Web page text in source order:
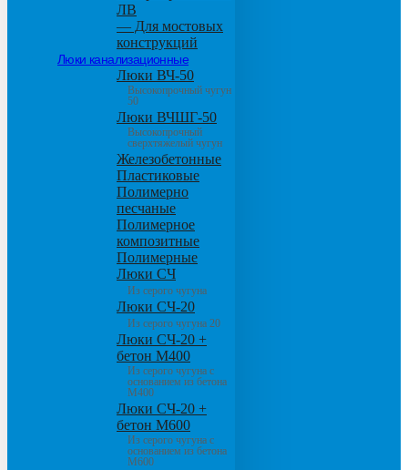
ЛВ
— Для мостовых
конструкций
Люки канализационные
Люки ВЧ-50
Высокопрочный чугун
50
Люки ВЧШГ-50
Высокопрочный
сверхтяжелый чугун
Железобетонные
Пластиковые
Полимерно
песчаные
Полимерное
композитные
Полимерные
Люки СЧ
Из серого чугуна
Люки СЧ-20
Из серого чугуна 20
Люки СЧ-20 +
бетон М400
Из серого чугуна с
основанием из бетона
М400
Люки СЧ-20 +
бетон М600
Из серого чугуна с
основанием из бетона
М600